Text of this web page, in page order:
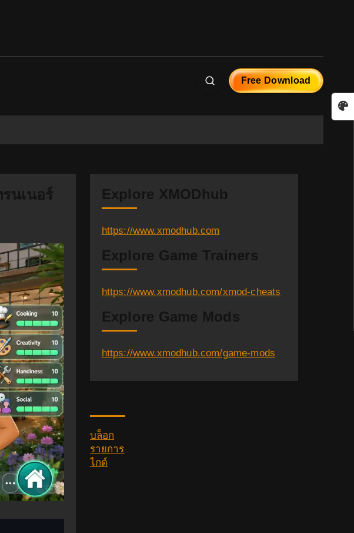
Free Download
นเนอร์ Explore XMODhub
https://www.xmodhub.com
Explore Game Trainers
https://www.xmodhub.com/xmod-cheats
Explore Game Mods
https://www.xmodhub.com/game-mods
บล็อก
รายการ
ไกด์